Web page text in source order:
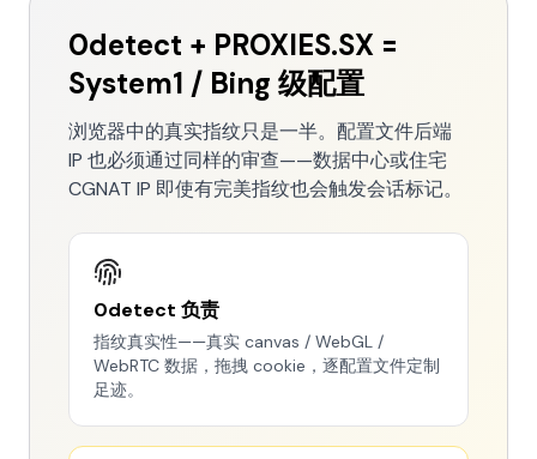
0detect + PROXIES.SX =
System1 / Bing 级配置
浏览器中的真实指纹只是一半。配置文件后端
IP 也必须通过同样的审查——数据中心或住宅
CGNAT IP 即使有完美指纹也会触发会话标记。
0detect 负责
指纹真实性——真实 canvas / WebGL /
WebRTC 数据，拖拽 cookie，逐配置文件定制
足迹。